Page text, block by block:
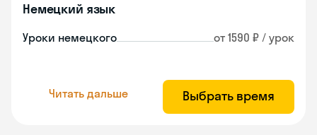
Немецкий язык
Уроки немецкого от 1590 ₽ / урок
Читать дальше Выбрать время